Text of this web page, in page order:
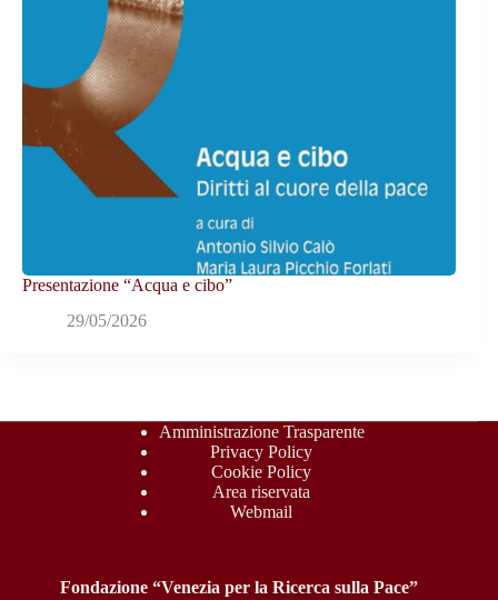
Presentazione “Acqua e cibo”
29/05/2026
Amministrazione Trasparente
Privacy Policy
Cookie Policy
Area riservata
Webmail
Fondazione “Venezia per la Ricerca sulla Pace”